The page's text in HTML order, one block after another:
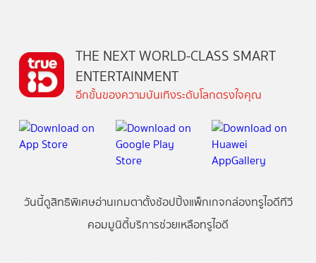
THE NEXT WORLD-CLASS SMART
ENTERTAINMENT
อีกขั้นของความบันเทิงระดับโลกตรงใจคุณ
วันนี้ดูสิทธิพิเศษอ่านเกมตาตั้งช้อปปิ้งแพ็กเกจกล่องทรูไอดีทีวี
คอมมูนิตี้บริการช่วยเหลือทรูไอดี